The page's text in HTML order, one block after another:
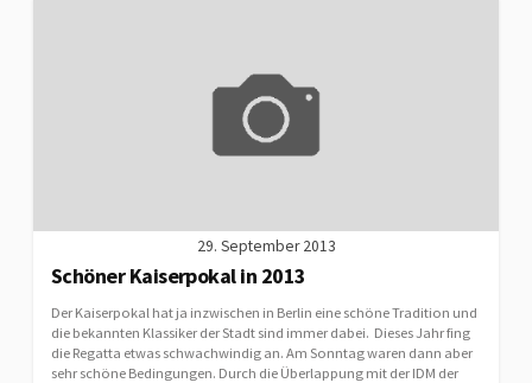
29. September 2013
Schöner Kaiserpokal in 2013
Der Kaiserpokal hat ja inzwischen in Berlin eine schöne Tradition und
die bekannten Klassiker der Stadt sind immer dabei. Dieses Jahr fing
die Regatta etwas schwachwindig an. Am Sonntag waren dann aber
sehr schöne Bedingungen. Durch die Überlappung mit der IDM der